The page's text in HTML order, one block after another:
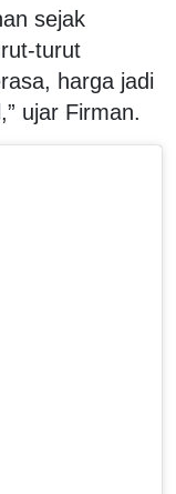
sejak
turut
harga jadi
ujar Firman.